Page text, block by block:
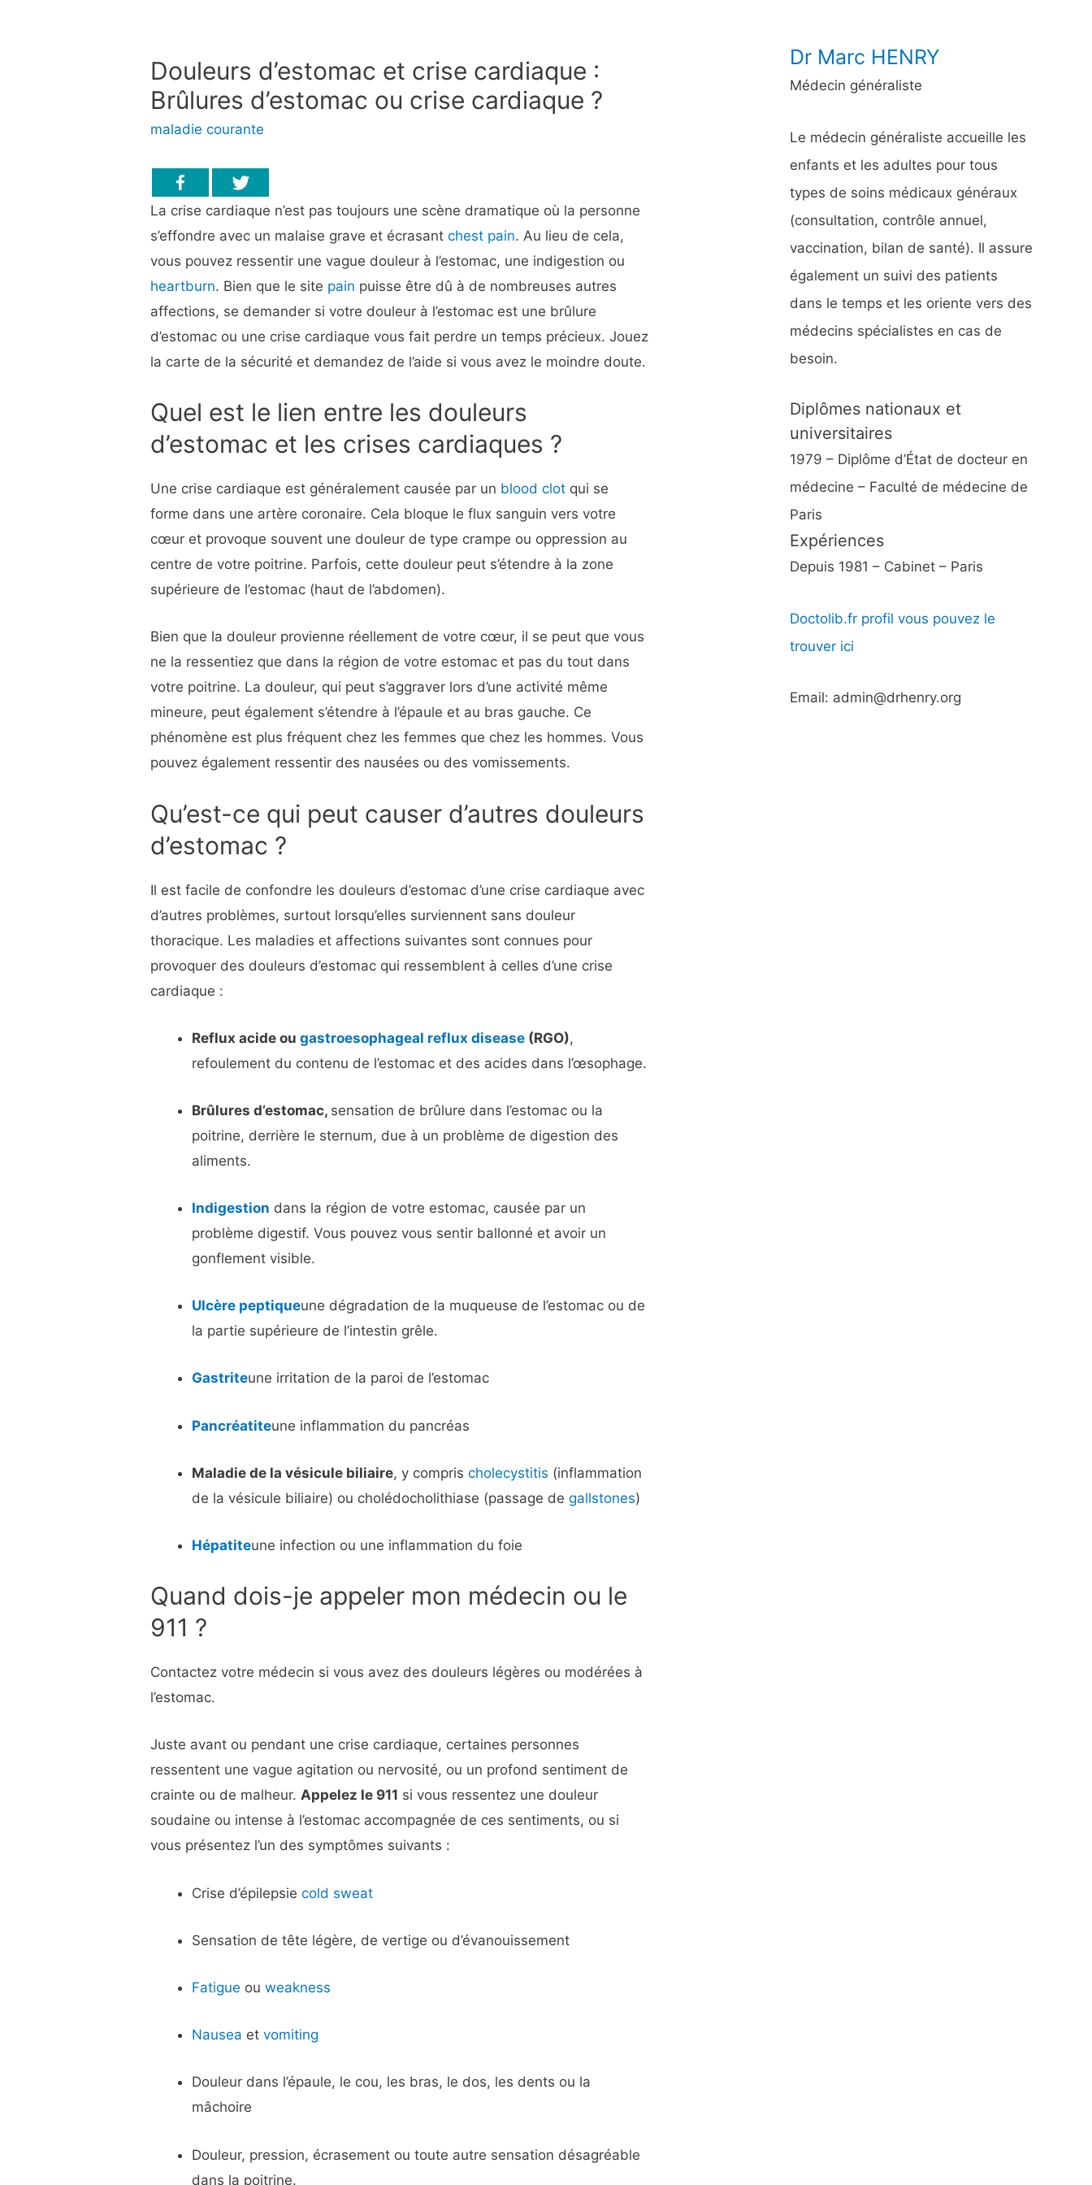
Douleurs d’estomac et crise cardiaque :
Brûlures d’estomac ou crise cardiaque ?
maladie courante
La crise cardiaque n’est pas toujours une scène dramatique où la personne
s’effondre avec un malaise grave et écrasantchest pain. Au lieu de cela,
vous pouvez ressentir une vague douleur à l’estomac, une indigestion ou
heartburn. Bien que le site pain puisse être dû à de nombreuses autres
affections, se demander si votre douleur à l’estomac est une brûlure
d’estomac ou une crise cardiaque vous fait perdre un temps précieux. Jouez
la carte de la sécurité et demandez de l’aide si vous avez le moindre doute.
Quel est le lien entre les douleurs
d’estomac et les crises cardiaques ?
Une crise cardiaque est généralement causée par un blood clot qui se
forme dans une artère coronaire. Cela bloque le flux sanguin vers votre
cœur et provoque souvent une douleur de type crampe ou oppression au
centre de votre poitrine. Parfois, cette douleur peut s’étendre à la zone
supérieure de l’estomac (haut de l’abdomen).
Bien que la douleur provienne réellement de votre cœur, il se peut que vous
ne la ressentiez que dans la région de votre estomac et pas du tout dans
votre poitrine. La douleur, qui peut s’aggraver lors d’une activité même
mineure, peut également s’étendre à l’épaule et au bras gauche. Ce
phénomène est plus fréquent chez les femmes que chez les hommes. Vous
pouvez également ressentir des nausées ou des vomissements.
Qu’est-ce qui peut causer d’autres douleurs
d’estomac ?
Il est facile de confondre les douleurs d’estomac d’une crise cardiaque avec
d’autres problèmes, surtout lorsqu’elles surviennent sans douleur
thoracique. Les maladies et affections suivantes sont connues pour
provoquer des douleurs d’estomac qui ressemblent à celles d’une crise
cardiaque :
Reflux acide ougastroesophageal reflux disease (RGO),
refoulement du contenu de l’estomac et des acides dans l’œsophage.
Brûlures d’estomac, sensation de brûlure dans l’estomac ou la
poitrine, derrière le sternum, due à un problème de digestion des
aliments.
Indigestion dans la région de votre estomac, causée par un
problème digestif. Vous pouvez vous sentir ballonné et avoir un
gonflement visible.
Ulcère peptiqueune dégradation de la muqueuse de l’estomac ou de
la partie supérieure de l’intestin grêle.
Gastriteune irritation de la paroi de l’estomac
Pancréatiteune inflammation du pancréas
Maladie de la vésicule biliaire, y comprischolecystitis (inflammation
de la vésicule biliaire) ou cholédocholithiase (passage degallstones)
Hépatiteune infection ou une inflammation du foie
Quand dois-je appeler mon médecin ou le
911 ?
Contactez votre médecin si vous avez des douleurs légères ou modérées à
l’estomac.
Juste avant ou pendant une crise cardiaque, certaines personnes
ressentent une vague agitation ou nervosité, ou un profond sentiment de
crainte ou de malheur.Appelez le 911 si vous ressentez une douleur
soudaine ou intense à l’estomac accompagnée de ces sentiments, ou si
vous présentez l’un des symptômes suivants :
Crise d’épilepsiecold sweat
Sensation de tête légère, de vertige ou d’évanouissement
Fatigue ouweakness
Nausea etvomiting
Douleur dans l’épaule, le cou, les bras, le dos, les dents ou la
mâchoire
Douleur, pression, écrasement ou toute autre sensation désagréable
dans la poitrine.
Dr Marc HENRY
Médecin généraliste
Le médecin généraliste accueille les
enfants et les adultes pour tous
types de soins médicaux généraux
(consultation, contrôle annuel,
vaccination, bilan de santé). Il assure
également un suivi des patients
dans le temps et les oriente vers des
médecins spécialistes en cas de
besoin.
Diplômes nationaux et
universitaires
1979 – Diplôme d’État de docteur en
médecine – Faculté de médecine de
Paris
Expériences
Depuis 1981 – Cabinet – Paris
Doctolib.fr profil vous pouvez le
trouver ici
Email: admin@drhenry.org